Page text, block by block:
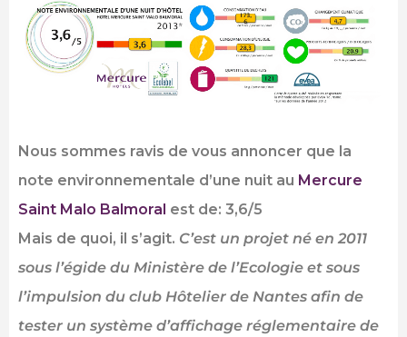
Nous sommes ravis de vous annoncer que la
note environnementale d’une nuit au Mercure
Saint Malo Balmoral est de: 3,6/5
Mais de quoi, il s’agit. C’est un projet né en 2011
sous l’égide du Ministère de l’Ecologie et sous
l’impulsion du club Hôtelier de Nantes afin de
tester un système d’affichage réglementaire de